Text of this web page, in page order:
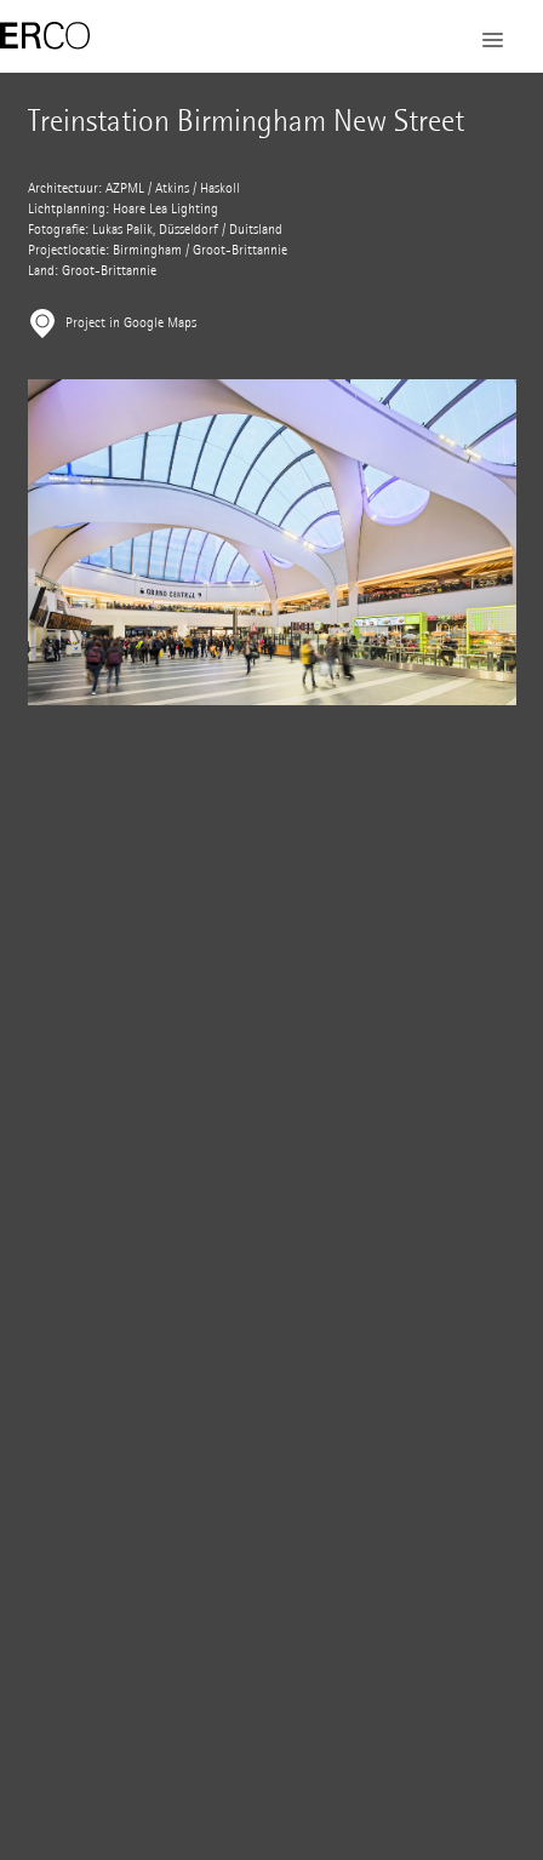
Treinstation Birmingham New Street
Architectuur: AZPML / Atkins / Haskoll
Lichtplanning: Hoare Lea Lighting
Fotografie: Lukas Palik, Düsseldorf / Duitsland
Projectlocatie: Birmingham / Groot-Brittannië
Land: Groot-Brittannië
Project in Google Maps